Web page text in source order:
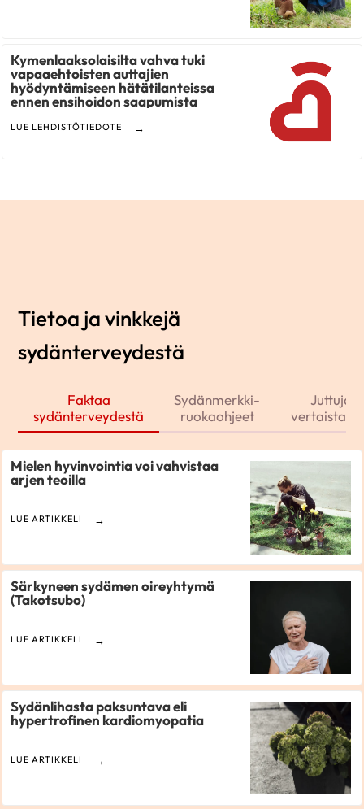
Kymenlaaksolaisilta vahva tuki
vapaaehtoisten auttajien
hyödyntämiseen hätätilanteissa
ennen ensihoidon saapumista
LUE LEHDISTÖTIEDOTE
Tietoa ja vinkkejä
sydänterveydestä
Faktaa
sydänterveydestä
Sydänmerkki-
ruokaohjeet
Juttuja
Mielen hyvinvointia voi vahvistaa
arjen teoilla
LUE ARTIKKELI
Särkyneen sydämen oireyhtymä
(Takotsubo)
LUE ARTIKKELI
Sydänlihasta paksuntava eli
hypertrofinen kardiomyopatia
LUE ARTIKKELI